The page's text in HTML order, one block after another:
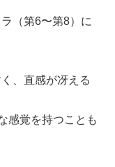
（第6〜第8）に
、直感が冴える
感覚を持つことも